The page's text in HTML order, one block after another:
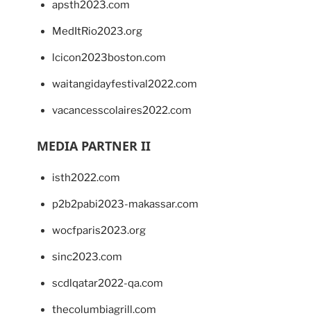
apsth2023.com
MedItRio2023.org
lcicon2023boston.com
waitangidayfestival2022.com
vacancesscolaires2022.com
MEDIA PARTNER II
isth2022.com
p2b2pabi2023-makassar.com
wocfparis2023.org
sinc2023.com
scdlqatar2022-qa.com
thecolumbiagrill.com